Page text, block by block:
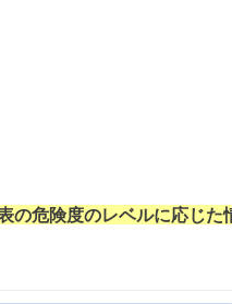
の危険度のレベルに応じた